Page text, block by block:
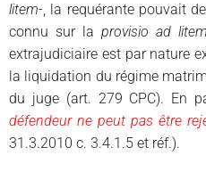
litem-, la requérante pouvait
connu sur la provisio ad litem
extrajudiciaire est par nature
la liquidation du régime
du juge (art. 279 CPC). En
défendeur ne peut pas être
31.3.2010 c. 3.4.1.5 et réf.).